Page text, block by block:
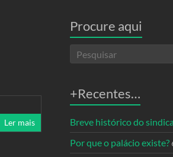
Ler mais
Procure aqui
+Recentes…
Breve histórico do
Por que o palácio existe?